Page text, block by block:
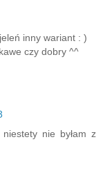
inny wariant : )
czy dobry ^^
nie byłam z